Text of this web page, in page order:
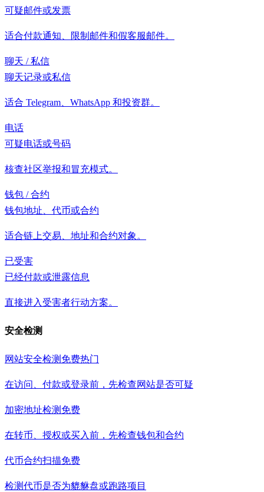
可疑邮件或发票
适合付款通知、限制邮件和假客服邮件。
聊天 / 私信
聊天记录或私信
适合 Telegram、WhatsApp 和投资群。
电话
可疑电话或号码
核查社区举报和冒充模式。
钱包 / 合约
钱包地址、代币或合约
适合链上交易、地址和合约对象。
已受害
已经付款或泄露信息
直接进入受害者行动方案。
安全检测
网站安全检测 免费热门
在访问、付款或登录前，先检查网站是否可疑
加密地址检测 免费
在转币、授权或买入前，先检查钱包和合约
代币合约扫描免费
检测代币是否为貔貅盘或跑路项目